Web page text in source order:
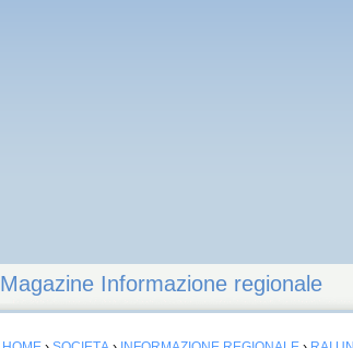
Magazine Informazione regionale